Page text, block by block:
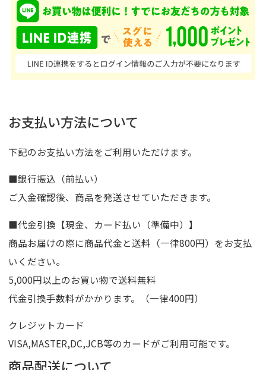
お支払い方法について
下記のお支払い方法をご利用いただけます。
■銀行振込（前払い）
ご入金確認後、商品を発送させていただきます。
■代金引換【現金、カード払い（準備中）】
商品お届けの際に商品代金と送料（一律800円）をお支払
いください。
5,000円以上のお買い物で送料無料
代金引換手数料がかかります。（一律400円）
クレジットカード
VISA,MASTER,DC,JCB等のカードがご利用可能です。
商品配送について